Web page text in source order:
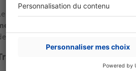
quartier dispose aussi deservices
services.
et mobilité au